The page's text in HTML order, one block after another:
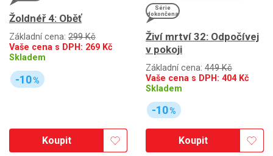
Žoldnéř 4: Oběť
Základní cena: 299 Kč
Vaše cena s DPH: 269 Kč
Skladem
-10%
Koupit
Série
dokončena
Živí mrtví 32: Odpočívej
v pokoji
Základní cena: 449 Kč
Vaše cena s DPH: 404Kč
Skladem
-10%
Koupit